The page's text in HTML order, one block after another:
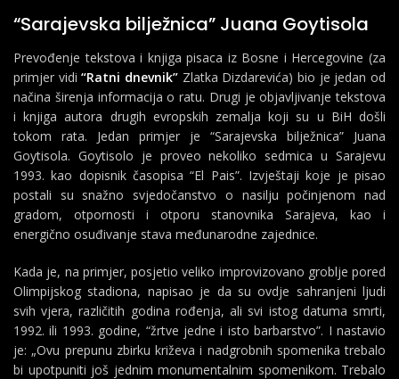
“Sarajevska bilježnica” Juana Goytisola
Prevođenje tekstova i knjiga pisaca iz Bosne i Hercegovine (za
primjer vidi“Ratni dnevnik” Zlatka Dizdarevića) bio je jedan od
načina širenja informacija o ratu. Drugi je objavljivanje tekstova
i knjiga autora drugih evropskih zemalja koji su u BiH došli
tokom rata. Jedan primjer je “Sarajevska bilježnica” Juana
Goytisola. Goytisolo je proveo nekoliko sedmica u Sarajevu
1993. kao dopisnik časopisa “El Pais”. Izvještaji koje je pisao
postali su snažno svjedočanstvo o nasilju počinjenom nad
gradom, otpornosti i otporu stanovnika Sarajeva, kao i
energično osuđivanje stava međunarodne zajednice.
Kada je, na primjer, posjetio veliko improvizovano groblje pored
Olimpijskog stadiona, napisao je da su ovdje sahranjeni ljudi
svih vjera, različitih godina rođenja, ali svi istog datuma smrti,
1992. ili 1993. godine, “žrtve jedne i isto barbarstvo”. I nastavio
je: „Ovu prepunu zbirku križeva i nadgrobnih spomenika trebalo
bi upotpuniti još jednim monumentalnim spomenikom. Trebalo